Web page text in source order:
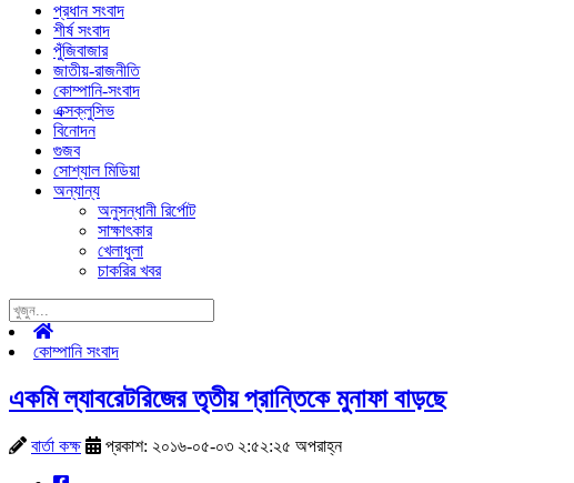
প্রধান সংবাদ
শীর্ষ সংবাদ
পুঁজিবাজার
জাতীয়-রাজনীতি
কোম্পানি-সংবাদ
এক্সক্লুসিভ
বিনোদন
গুজব
সোশ্যাল মিডিয়া
অন্যান্য
অনুসন্ধানী রির্পোট
সাক্ষাৎকার
খেলাধুলা
চাকরির খবর
কোম্পানি সংবাদ
একমি ল্যাবরেটরিজের তৃতীয় প্রান্তিকে মুনাফা বাড়ছে
বার্তা কক্ষ প্রকাশ: ২০১৬-০৫-০৩ ২:৫২:২৫ অপরাহ্ন